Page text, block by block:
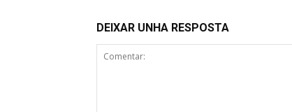
DEIXAR UNHA RESPOSTA